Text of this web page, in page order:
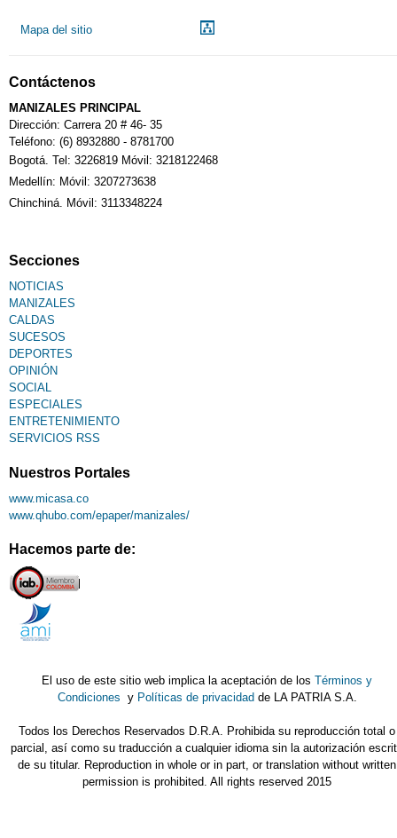
Mapa del sitio
Contáctenos
MANIZALES PRINCIPAL
Dirección: Carrera 20 # 46- 35
Teléfono: (6) 8932880 - 8781700
Bogotá. Tel: 3226819 Móvil: 3218122468
Medellín: Móvil: 3207273638
Chinchiná. Móvil: 3113348224
Secciones
NOTICIAS
MANIZALES
CALDAS
SUCESOS
DEPORTES
OPINIÓN
SOCIAL
ESPECIALES
ENTRETENIMIENTO
SERVICIOS RSS
Nuestros Portales
www.micasa.co
www.qhubo.com/epaper/manizales/
Hacemos parte de:
El uso de este sitio web implica la aceptación de losTérminos y
Condiciones y Políticas de privacidad de LA PATRIA S.A.
Todos los Derechos Reservados D.R.A. Prohibida su reproducción total o
parcial, así como su traducción a cualquier idioma sin la autorización
de su titular. Reproduction in whole or in part, or translation without written
permission is prohibited. All rights reserved 2015